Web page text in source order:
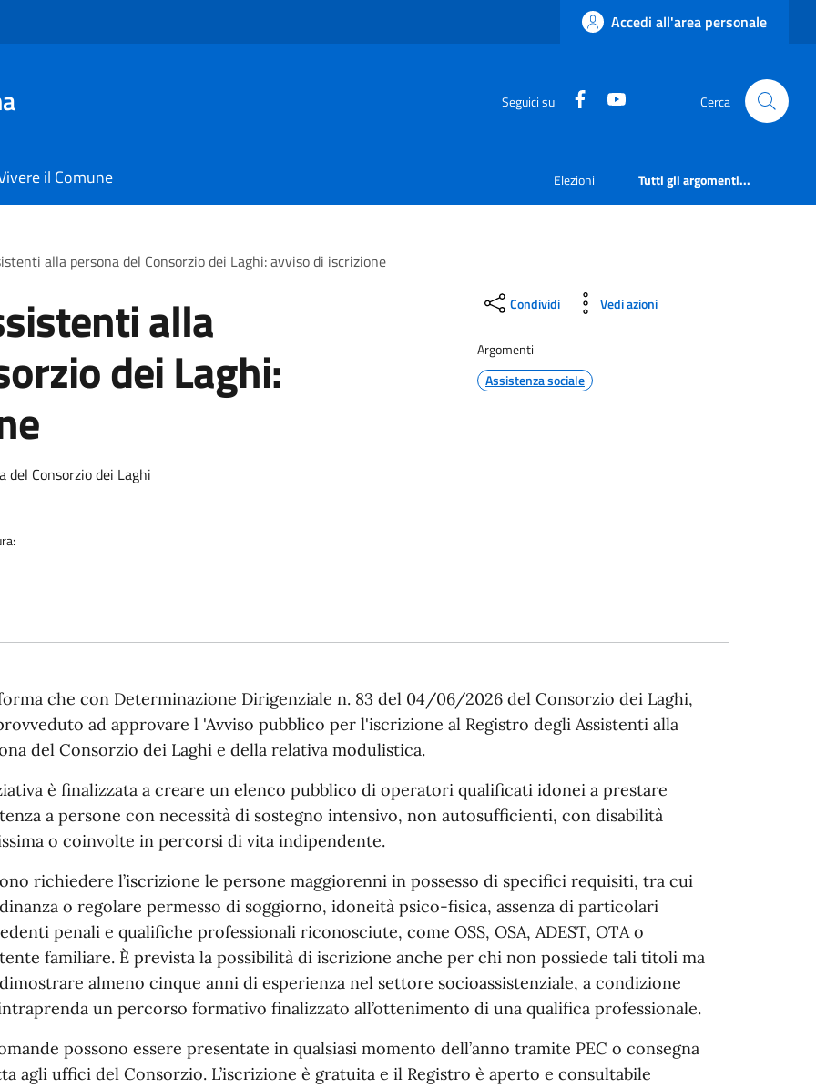
Accedi all'area personale
Seguici su Facebook Cerca
il Comune Elezioni Tutti gli argomenti...
alla persona del Consorzio dei Laghi: avviso di iscrizione
alla
dei Laghi:
Consorzio dei Laghi
Condividi Vedi azioni
Argomenti
Assistenza sociale
che con Determinazione Dirigenziale n. 83 del 04/06/2026 del Consorzio dei Laghi,
ad approvare l 'Avviso pubblico per l'iscrizione al Registro degli Assistenti alla
del Consorzio dei Laghi e della relativa modulistica.
è finalizzata a creare un elenco pubblico di operatori qualificati idonei a prestare
a persone con necessità di sostegno intensivo, non autosufficienti, con disabilità
o coinvolte in percorsi di vita indipendente.
richiedere l’iscrizione le persone maggiorenni in possesso di specifici requisiti, tra cui
o regolare permesso di soggiorno, idoneità psico-fisica, assenza di particolari
penali e qualifiche professionali riconosciute, come OSS, OSA, ADEST, OTA o
familiare. È prevista la possibilità di iscrizione anche per chi non possiede tali titoli ma
almeno cinque anni di esperienza nel settore socioassistenziale, a condizione
un percorso formativo finalizzato all’ottenimento di una qualifica professionale.
possono essere presentate in qualsiasi momento dell’anno tramite PEC o consegna
agli uffici del Consorzio. L’iscrizione è gratuita e il Registro è aperto e consultabile